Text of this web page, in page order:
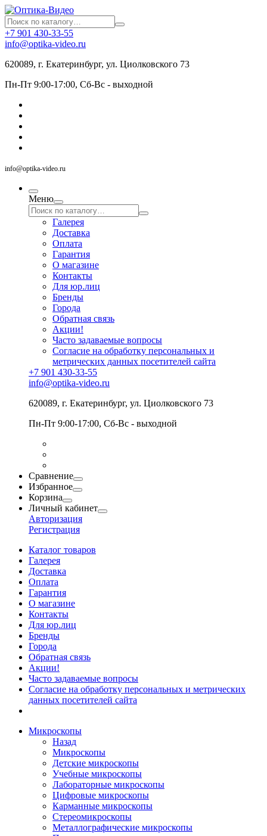
+7 901 430-33-55
info@optika-video.ru
620089, г. Екатеринбург, ул. Циолковского 73
Пн-Пт 9:00-17:00, Сб-Вс - выходной
info@optika-video.ru
Меню
Галерея
Доставка
Оплата
Гарантия
О магазине
Контакты
Для юр.лиц
Бренды
Города
Обратная связь
Акции!
Часто задаваемые вопросы
Согласие на обработку персональных и
метрических данных посетителей сайта
+7 901 430-33-55
info@optika-video.ru
620089, г. Екатеринбург, ул. Циолковского 73
Пн-Пт 9:00-17:00, Сб-Вс - выходной
Сравнение
Избранное
Корзина
Личный кабинет
Авторизация
Регистрация
Каталог товаров
Галерея
Доставка
Оплата
Гарантия
О магазине
Контакты
Для юр.лиц
Бренды
Города
Обратная связь
Акции!
Часто задаваемые вопросы
Согласие на обработку персональных и метрических
данных посетителей сайта
Микроскопы
Назад
Микроскопы
Детские микроскопы
Учебные микроскопы
Лабораторные микроскопы
Цифровые микроскопы
Карманные микроскопы
Стереомикроскопы
Металлографические микроскопы